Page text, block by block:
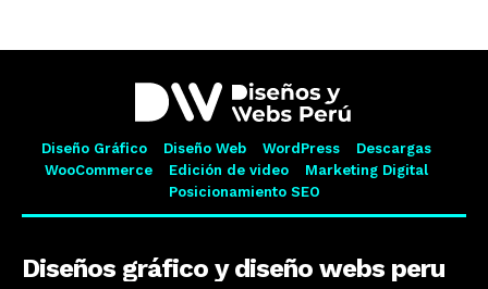
Diseño Gráfico Diseño Web WordPress
Descargas
WooCommerce
Edición de video
Marketing Digital
Posicionamiento SEO
Diseños gráfico y diseño webs peru